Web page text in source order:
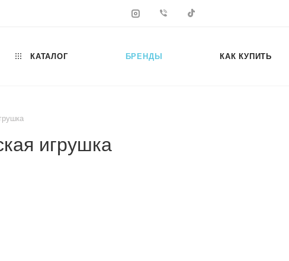
КАТАЛОГ БРЕНДЫ КАК КУПИТЬ
игрушка